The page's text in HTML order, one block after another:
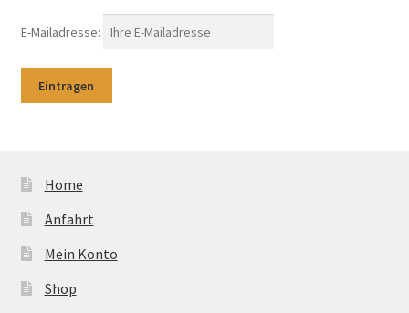
E-Mailadresse:
Home
Anfahrt
Mein Konto
Shop